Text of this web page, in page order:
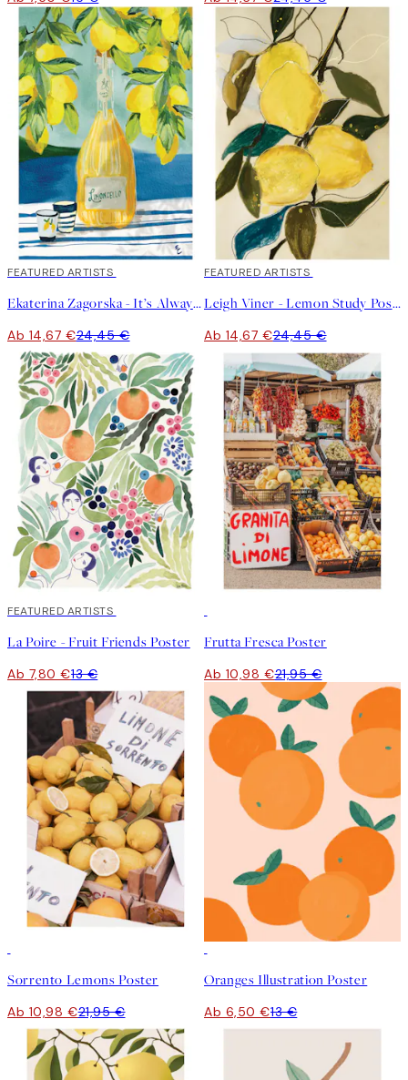
40%*
FEATURED ARTISTS
Ekaterina Zagorska - It’s Always Limoncello Time Poster
Ab 14,67 €24,45 €
40%*
FEATURED ARTISTS
Leigh Viner - Lemon Study Poster
Ab 14,67 €24,45 €
40%*
FEATURED ARTISTS
La Poire - Fruit Friends Poster
Ab 7,80 €13 €
Frutta Fresca Poster
Ab 10,98 €21,95 €
Sorrento Lemons Poster
Ab 10,98 €21,95 €
Oranges Illustration Poster
Ab 6,50 €13 €